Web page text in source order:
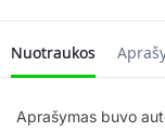
Nuotraukos
Aprašymas buvo